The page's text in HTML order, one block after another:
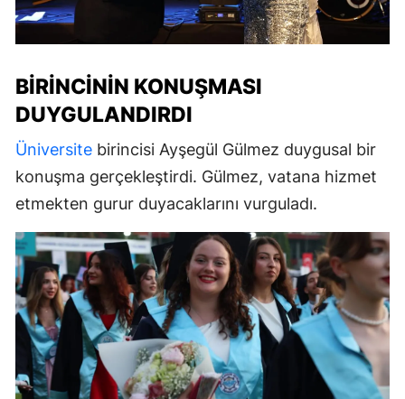
BIRINCININ KONUŞMASI
DUYGULANDIRDI
Üniversite birincisi Ayşegül Gülmez duygusal bir
konuşma gerçekleştirdi. Gülmez, vatana hizmet
etmekten gurur duyacaklarını vurguladı.